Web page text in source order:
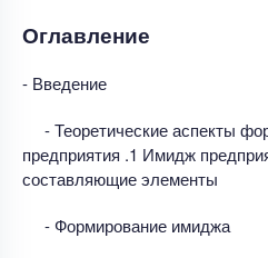
Оглавление
- Введение
- Теоретические аспекты
предприятия .1 Имидж
составляющие элементы
- Формирование имиджа